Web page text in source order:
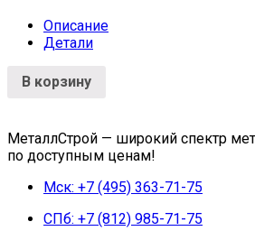
Описание
Детали
В корзину
МеталлСтрой — широкий спектр
по доступным ценам!
Мск: +7 (495) 363-71-75
СПб: +7 (812) 985-71-75